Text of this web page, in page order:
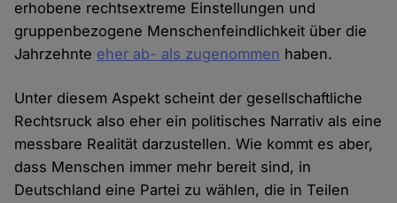
erhobene rechtsextreme Einstellungen und
gruppenbezogene Menschenfeindlichkeit über die
Jahrzehnte eher ab- als zugenommen haben.
Unter diesem Aspekt scheint der gesellschaftliche
Rechtsruck also eher ein politisches Narrativ als eine
messbare Realität darzustellen. Wie kommt es aber,
dass Menschen immer mehr bereit sind, in
Deutschland eine Partei zu wählen, die in Teilen